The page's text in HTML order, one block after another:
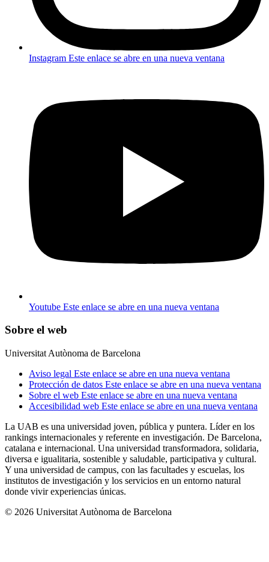
Instagram Este enlace se abre en una nueva ventana
Youtube Este enlace se abre en una nueva ventana
Sobre el web
Universitat Autònoma de Barcelona
Aviso legal Este enlace se abre en una nueva ventana
Protección de datos Este enlace se abre en una nueva ventana
Sobre el web Este enlace se abre en una nueva ventana
Accesibilidad web Este enlace se abre en una nueva ventana
La UAB es una universidad joven, pública y puntera. Líder en los
rankings internacionales y referente en investigación. De Barcelona,
catalana e internacional. Una universidad transformadora, solidaria,
diversa e igualitaria, sostenible y saludable, participativa y cultural.
Y una universidad de campus, con las facultades y escuelas, los
institutos de investigación y los servicios en un entorno natural
donde vivir experiencias únicas.
© 2026 Universitat Autònoma de Barcelona